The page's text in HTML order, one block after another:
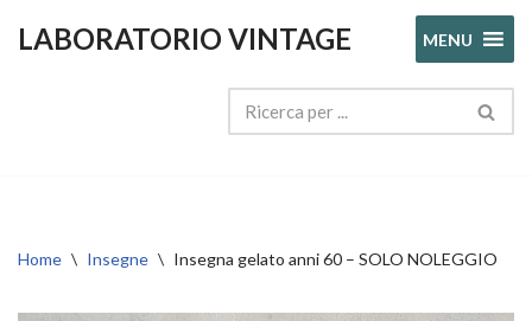
LABORATORIO VINTAGE MENU
Home \ Insegne \ Insegna gelato anni 60 – SOLO NOLEGGIO